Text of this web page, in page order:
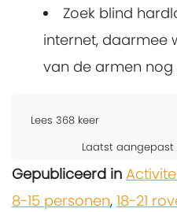
Zoek blind
internet, daarmee
van de armen nog
Lees 368 keer
Laatst aangepast
Gepubliceerd in
8-15 personen, 18-21